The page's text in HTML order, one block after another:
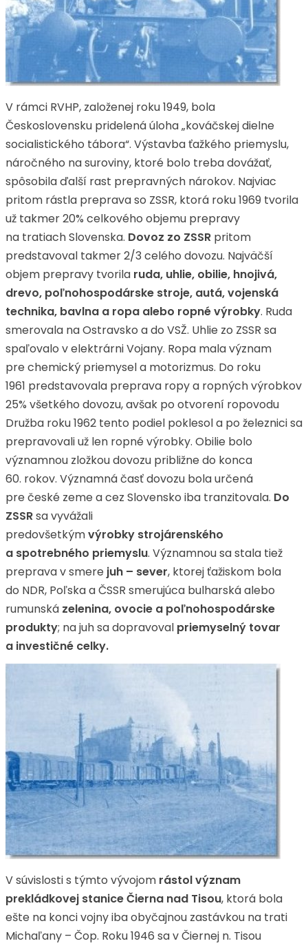
V rámci RVHP, založenej roku 1949, bola
Československu pridelená úloha „kováčskej dielne
socialistického tábora“. Výstavba ťažkého priemyslu,
náročného na suroviny, ktoré bolo treba dovážať,
spôsobila ďalší rast prepravných nárokov. Najviac
pritom rástla preprava so ZSSR, ktorá roku 1969 tvorila
už takmer 20% celkového objemu prepravy
na tratiach Slovenska. Dovoz zo ZSSR pritom
predstavoval takmer 2/3 celého dovozu. Najväčší
objem prepravy tvorila ruda, uhlie, obilie, hnojivá,
drevo, poľnohospodárske stroje, autá, vojenská
technika, bavlna a ropa alebo ropné výrobky. Ruda
smerovala na Ostravsko a do VSŽ. Uhlie zo ZSSR sa
spaľovalo v elektrárni Vojany. Ropa mala význam
pre chemický priemysel a motorizmus. Do roku
1961 predstavovala preprava ropy a ropných výrobkov
25% všetkého dovozu, avšak po otvorení ropovodu
Družba roku 1962 tento podiel poklesol a po železnici sa
prepravovali už len ropné výrobky. Obilie bolo
významnou zložkou dovozu približne do konca
60. rokov. Významná časť dovozu bola určená
pre české zeme a cez Slovensko iba tranzitovala. Do
ZSSRsa vyvážali
predovšetkýmvýrobky strojárenského
a spotrebného priemyslu. Významnou sa stala tiež
preprava v smere juh – sever, ktorej ťažiskom bola
do NDR, Poľska a ČSSR smerujúca bulharská alebo
rumunská zelenina, ovocie a poľnohospodárske
produkty; na juh sa dopravoval priemyselný tovar
a investičné celky.
V súvislosti s týmto vývojom rástol význam
prekládkovej stanice Čierna nad Tisou, ktorá bola
ešte na konci vojny iba obyčajnou zastávkou na trati
Michaľany – Čop. Roku 1946 sa v Čiernej n. Tisou